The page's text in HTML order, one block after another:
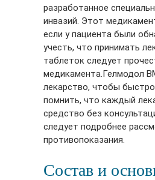
разработанное
инвазий. Этот
если у пациента были
учесть, что принимать
таблеток следует
медикамента.Гелмодол
лекарство, чтобы
помнить, что каждый
средство без
следует подробнее
противопоказания.
Состав и